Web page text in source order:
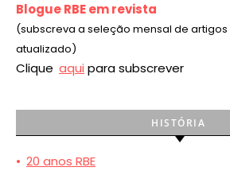
Blogue RBE em revista
(subscreva a seleção mensal de
atualizado)
Clique aqui para subscrever
HISTÓRIA
• 20 anos RBE